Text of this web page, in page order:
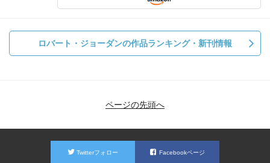
ロバート・ジョーダンの作品ランキング・新刊情報
ページの先頭へ
Twitterフォロー Facebookページ